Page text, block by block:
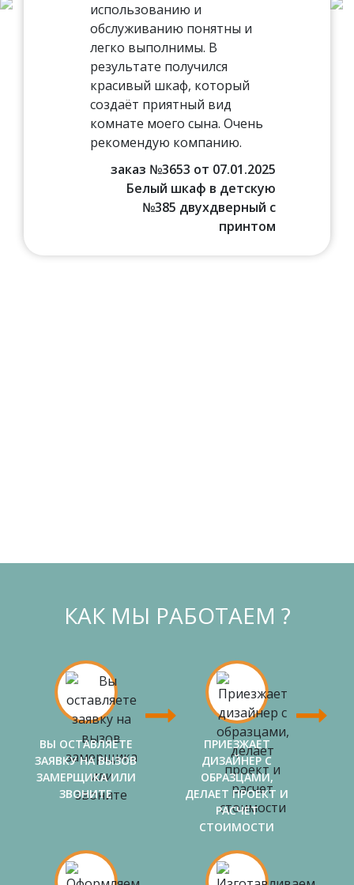
использованию и
обслуживанию понятны и
легко выполнимы. В
результате получился
красивый шкаф, который
создаёт приятный вид
комнате моего сына. Очень
рекомендую компанию.
заказ №3653 от 07.01.2025
Белый шкаф в детскую
№385 двухдверный с
принтом
КАК МЫ РАБОТАЕМ ?
ВЫ ОСТАВЛЯЕТЕ
ЗАЯВКУ НА ВЫЗОВ
ЗАМЕРЩИКА ИЛИ
ЗВОНИТЕ
ПРИЕЗЖАЕТ
ДИЗАЙНЕР С
ОБРАЗЦАМИ,
ДЕЛАЕТ ПРОЕКТ И
РАСЧЕТ
СТОИМОСТИ